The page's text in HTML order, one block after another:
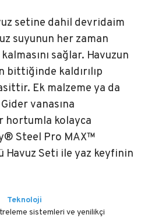
setine dahil devridaim
suyunun her zaman
sağlar. Havuzun
bittiğinde kaldırılıp
Ek malzeme ya da
vanasına
hortumla kolayca
Steel Pro MAX™
Havuz Seti ile yaz keyfinin
Teknoloji
sistemleri ve yenilikçi